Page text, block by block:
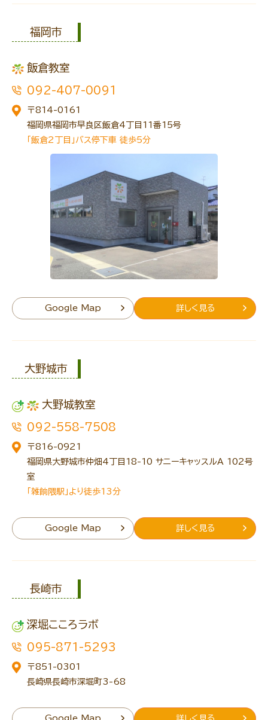
福岡市
飯倉教室
092-407-0091
〒814-0161
福岡県福岡市早良区飯倉4丁目11番15号
「飯倉2丁目」バス停下車 徒歩5分
Google Map 詳しく見る
大野城市
大野城教室
092-558-7508
〒816-0921
福岡県大野城市仲畑4丁目18-10 サニーキャッスルA 102号
室
「雑餉隈駅」より徒歩13分
Google Map 詳しく見る
長崎市
深堀こころラボ
095-871-5293
〒851-0301
長崎県長崎市深堀町3-68
Google Map 詳しく見る